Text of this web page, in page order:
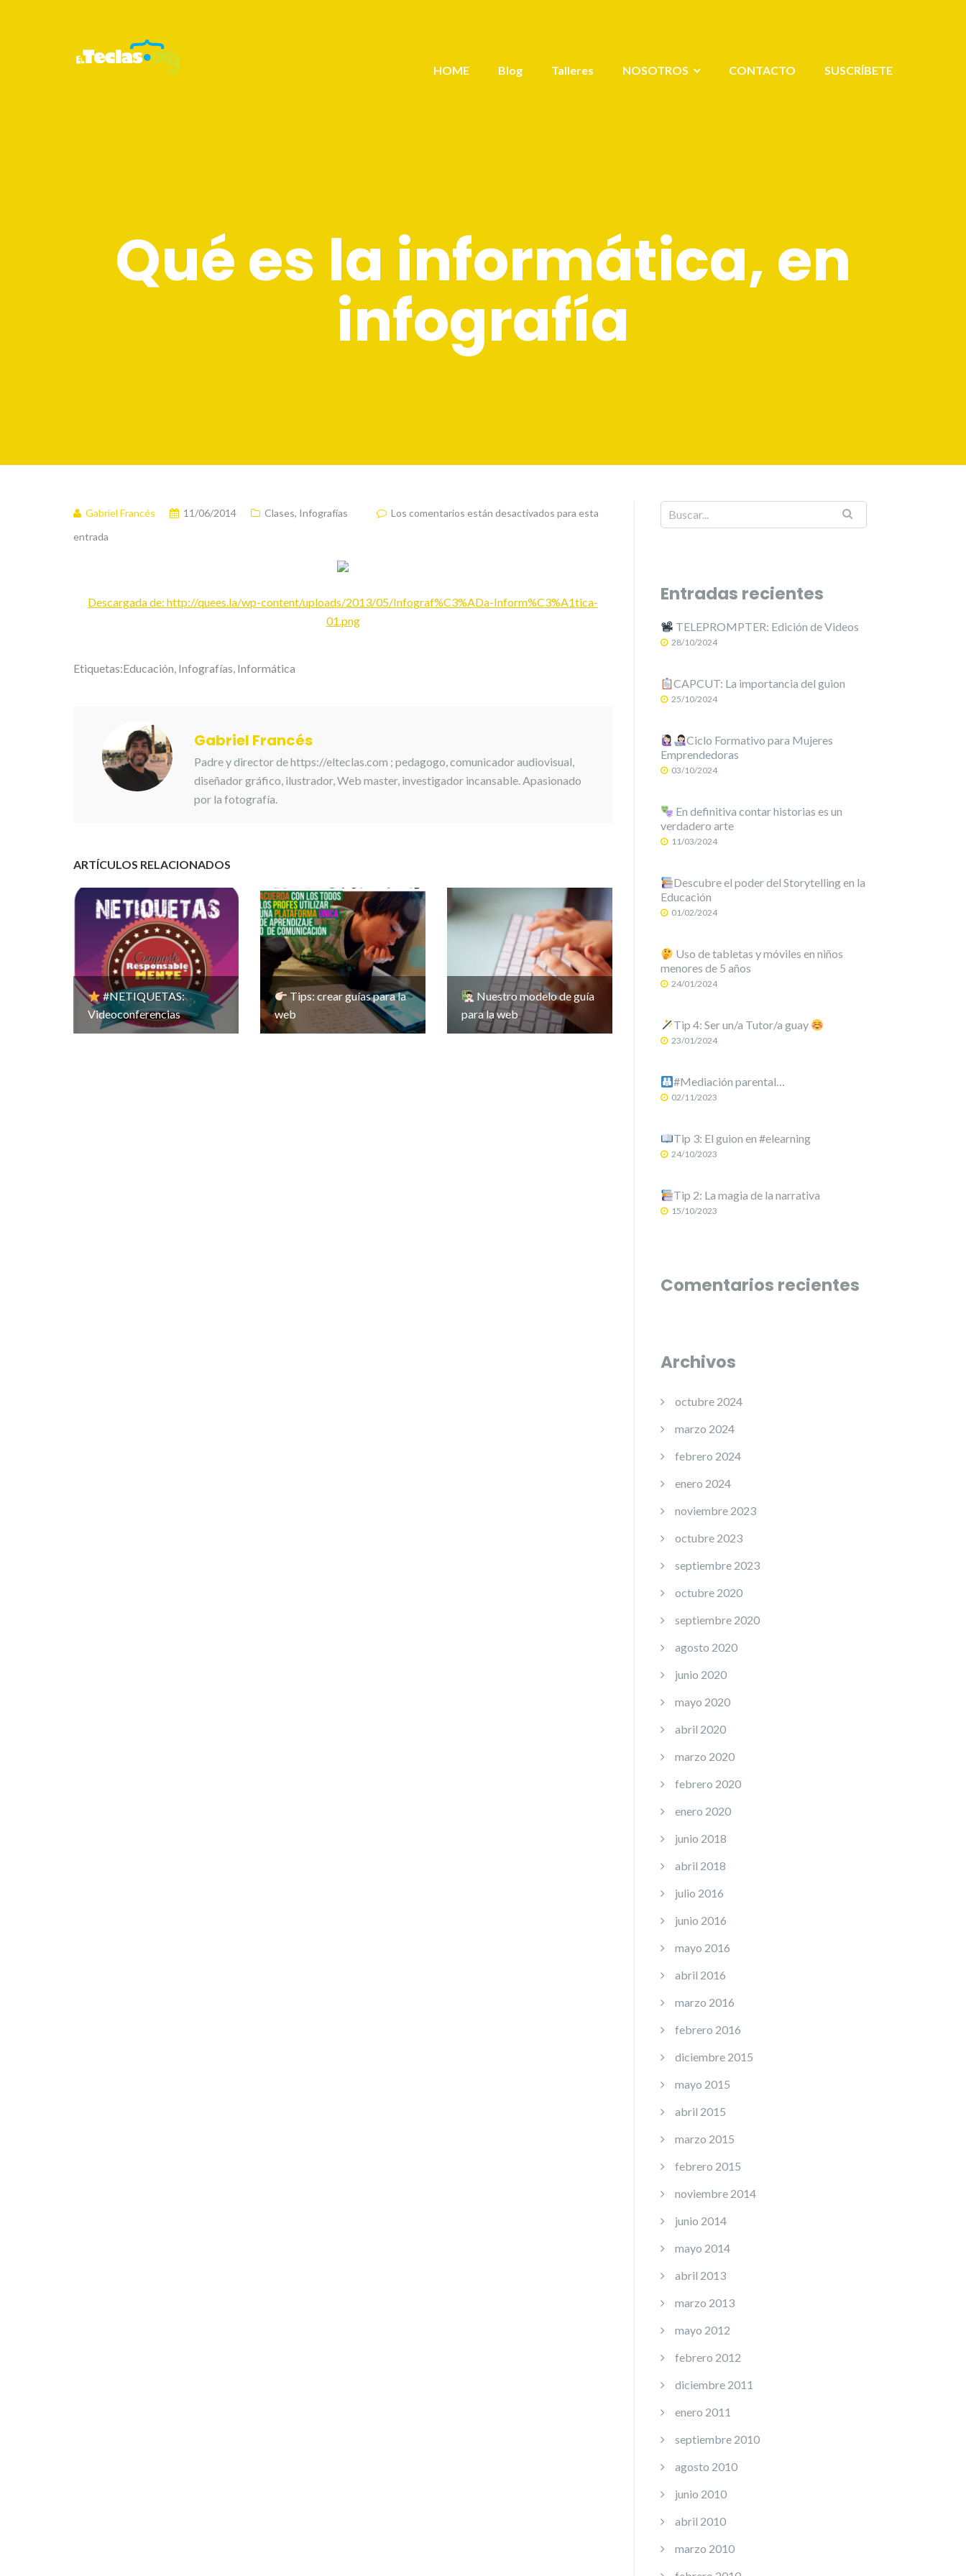
HOME Blog Talleres NOSOTROS CONTACTO SUSCRÍBETE
Qué es la informática, en
infografía
Gabriel Francés 11/06/2014 Clases, Infografías
Los comentarios están desactivados para esta
entrada
Descargada de: http://quees.la/wp-content/uploads/2013/05/Infograf%C3%ADa-Inform%C3%A1tica-
01.png
Etiquetas:Educación, Infografías, Informática
Gabriel Francés
Padre y director de https://elteclas.com ; pedagogo, comunicador audiovisual,
diseñador gráfico, ilustrador, Web master, investigador incansable. Apasionado
por la fotografía.
ARTÍCULOS RELACIONADOS
#NETIQUETAS:
Videoconferencias
Tips: crear guías para la
web
Nuestro modelo de guía
para la web
Entradas recientes
TELEPROMPTER: Edición de Videos
28/10/2024
CAPCUT: La importancia del guion
25/10/2024
Ciclo Formativo para Mujeres
Emprendedoras
03/10/2024
En definitiva contar historias es un
verdadero arte
11/03/2024
Descubre el poder del Storytelling en la
Educación
01/02/2024
Uso de tabletas y móviles en niños
menores de 5 años
24/01/2024
Tip 4: Ser un/a Tutor/a guay
23/01/2024
#Mediación parental…
02/11/2023
Tip 3: El guion en #elearning
24/10/2023
Tip 2: La magia de la narrativa
15/10/2023
Comentarios recientes
Archivos
octubre 2024
marzo 2024
febrero 2024
enero 2024
noviembre 2023
octubre 2023
septiembre 2023
octubre 2020
septiembre 2020
agosto 2020
junio 2020
mayo 2020
abril 2020
marzo 2020
febrero 2020
enero 2020
junio 2018
abril 2018
julio 2016
junio 2016
mayo 2016
abril 2016
marzo 2016
febrero 2016
diciembre 2015
mayo 2015
abril 2015
marzo 2015
febrero 2015
noviembre 2014
junio 2014
mayo 2014
abril 2013
marzo 2013
mayo 2012
febrero 2012
diciembre 2011
enero 2011
septiembre 2010
agosto 2010
junio 2010
abril 2010
marzo 2010